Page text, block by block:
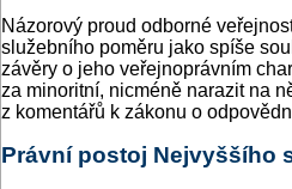
Názorový proud odborné
služebního poměru jako spíše
závěry o jeho veřejnoprávním
za minoritní, nicméně narazit na
z komentářů k zákonu o
Právní postoj Nejvyššího